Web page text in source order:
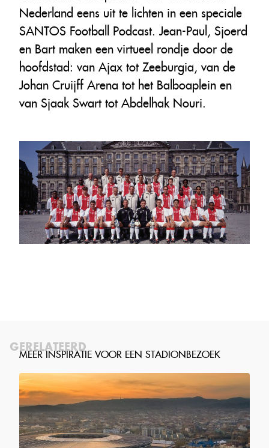
Nederland eens uit te lichten in een speciale
SANTOS Football Podcast. Jean-Paul, Sjoerd
en Bart maken een virtueel rondje door de
hoofdstad: van Ajax tot Zeeburgia, van de
Johan Cruijff Arena tot het Balboaplein en
van Sjaak Swart tot Abdelhak Nouri.
GERELATEERD